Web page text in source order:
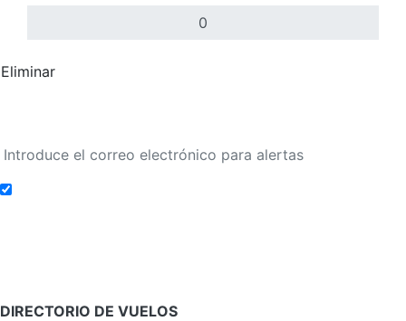
Eliminar
DIRECTORIO DE VUELOS